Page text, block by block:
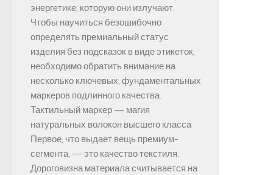
энергетике, которую они излучают.
Чтобы научиться безошибочно
определять премиальный статус
изделия без подсказок в виде этикеток,
необходимо обратить внимание на
несколько ключевых, фундаментальных
маркеров подлинного качества.
Тактильный маркер — магия
натуральных волокон высшего класса
Первое, что выдает вещь премиум-
сегмента, — это качество текстиля.
Дороговизна материала считывается на